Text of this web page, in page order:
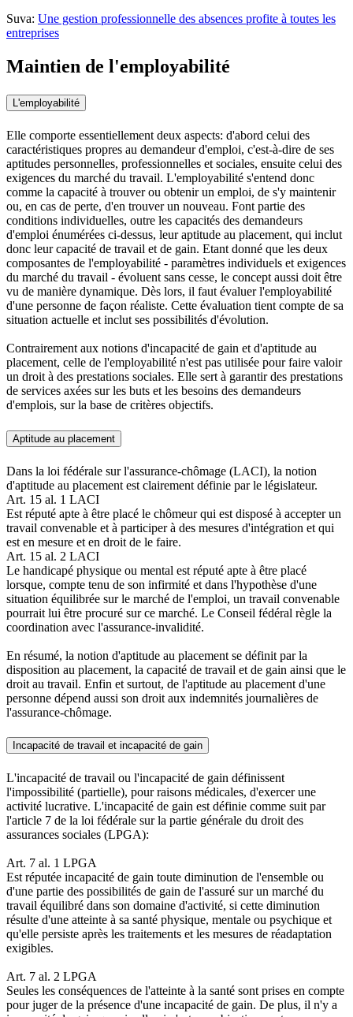
Suva: Une gestion professionnelle des absences profite à toutes les
entreprises
Maintien de l'employabilité
L'employabilité
Elle comporte essentiellement deux aspects: d'abord celui des
caractéristiques propres au demandeur d'emploi, c'est-à-dire de ses
aptitudes personnelles, professionnelles et sociales, ensuite celui des
exigences du marché du travail. L'employabilité s'entend donc
comme la capacité à trouver ou obtenir un emploi, de s'y maintenir
ou, en cas de perte, d'en trouver un nouveau. Font partie des
conditions individuelles, outre les capacités des demandeurs
d'emploi énumérées ci-dessus, leur aptitude au placement, qui inclut
donc leur capacité de travail et de gain. Etant donné que les deux
composantes de l'employabilité - paramètres individuels et exigences
du marché du travail - évoluent sans cesse, le concept aussi doit être
vu de manière dynamique. Dès lors, il faut évaluer l'employabilité
d'une personne de façon réaliste. Cette évaluation tient compte de sa
situation actuelle et inclut ses possibilités d'évolution.
Contrairement aux notions d'incapacité de gain et d'aptitude au
placement, celle de l'employabilité n'est pas utilisée pour faire valoir
un droit à des prestations sociales. Elle sert à garantir des prestations
de services axées sur les buts et les besoins des demandeurs
d'emplois, sur la base de critères objectifs.
Aptitude au placement
Dans la loi fédérale sur l'assurance-chômage (LACI), la notion
d'aptitude au placement est clairement définie par le législateur.
Art. 15 al. 1 LACI
Est réputé apte à être placé le chômeur qui est disposé à accepter un
travail convenable et à participer à des mesures d'intégration et qui
est en mesure et en droit de le faire.
Art. 15 al. 2 LACI
Le handicapé physique ou mental est réputé apte à être placé
lorsque, compte tenu de son infirmité et dans l'hypothèse d'une
situation équilibrée sur le marché de l'emploi, un travail convenable
pourrait lui être procuré sur ce marché. Le Conseil fédéral règle la
coordination avec l'assurance-invalidité.
En résumé, la notion d'aptitude au placement se définit par la
disposition au placement, la capacité de travail et de gain ainsi que le
droit au travail. Enfin et surtout, de l'aptitude au placement d'une
personne dépend aussi son droit aux indemnités journalières de
l'assurance-chômage.
Incapacité de travail et incapacité de gain
L'incapacité de travail ou l'incapacité de gain définissent
l'impossibilité (partielle), pour raisons médicales, d'exercer une
activité lucrative. L'incapacité de gain est définie comme suit par
l'article 7 de la loi fédérale sur la partie générale du droit des
assurances sociales (LPGA):
Art. 7 al. 1 LPGA
Est réputée incapacité de gain toute diminution de l'ensemble ou
d'une partie des possibilités de gain de l'assuré sur un marché du
travail équilibré dans son domaine d'activité, si cette diminution
résulte d'une atteinte à sa santé physique, mentale ou psychique et
qu'elle persiste après les traitements et les mesures de réadaptation
exigibles.
Art. 7 al. 2 LPGA
Seules les conséquences de l'atteinte à la santé sont prises en compte
pour juger de la présence d'une incapacité de gain. De plus, il n'y a